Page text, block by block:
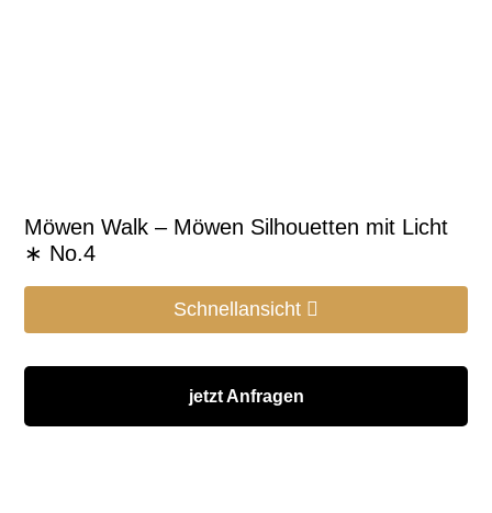
Möwen Walk – Möwen Silhouetten mit Licht
∗ No.4
Schnellansicht
jetzt Anfragen